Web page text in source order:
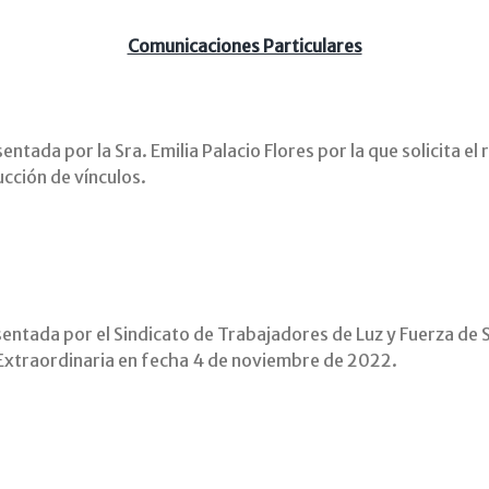
Comunicaciones Particulares
por la Sra. Emilia Palacio Flores por la que solicita
de vínculos.
por el Sindicato de Trabajadores de Luz y Fuerza de
en fecha 4 de noviembre de 2022.